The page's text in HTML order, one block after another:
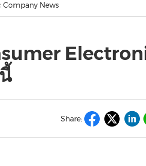
Singapore
Entertainment & Media
Carbon Neutral
Governance (ESG)
Artificial Intelligence
Company News
Share: